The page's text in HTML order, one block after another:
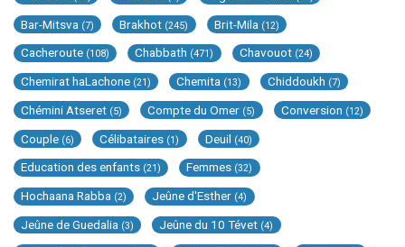
Bar-Mitsva (7) Brakhot (245) Brit-Mila (12)
Cacheroute (108) Chabbath (471) Chavouot (24)
Chemirat haLachone (21) Chemita (13) Chiddoukh (7)
Chémini Atseret (5) Compte du Omer (5) Conversion (12)
Couple (6) Célibataires (1) Deuil (40)
Education des enfants (21) Femmes (32)
Hochaana Rabba (2) Jeûne d'Esther (4)
Jeûne de Guedalia (3) Jeûne du 10 Tévet (4)